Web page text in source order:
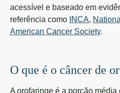
acessível e baseado em
referência como INCA,
American Cancer Society.
O que é o câncer de
A orofaringe é a porção